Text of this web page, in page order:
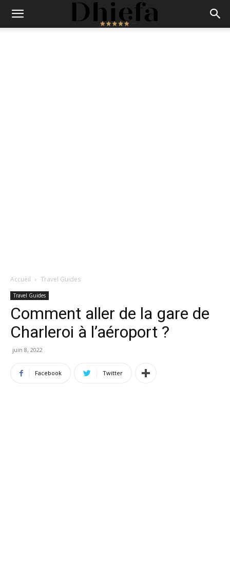
Accueil Travel Guides
Travel Guides
Comment aller de la gare de
Charleroi à l’aéroport ?
juin 8, 2022
Facebook Twitter